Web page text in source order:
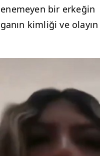
bir erkeğin
kimliği ve olayın